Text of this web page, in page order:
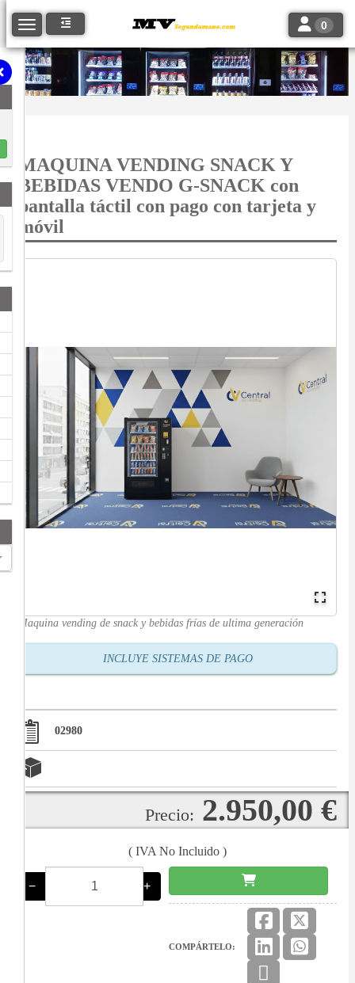
Toggle navigation Toggle
0
MAQUINA VENDING SNACK Y
BEBIDAS VENDO G-SNACK con
pantalla táctil con pago con tarjeta y
móvil
Maquina vending de snack y bebidas frías de ultima generación
INCLUYE SISTEMAS DE PAGO
02980
Precio: 2.950,00 €
( IVA No Incluido )
− +
COMPÁRTELO: